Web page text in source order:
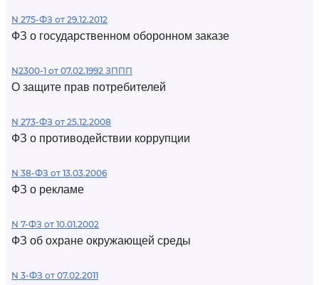
N 275-ФЗ от 29.12.2012
ФЗ о государственном оборонном заказе
N2300-1 от 07.02.1992 ЗППП
О защите прав потребителей
N 273-ФЗ от 25.12.2008
ФЗ о противодействии коррупции
N 38-ФЗ от 13.03.2006
ФЗ о рекламе
N 7-ФЗ от 10.01.2002
ФЗ об охране окружающей среды
N 3-ФЗ от 07.02.2011